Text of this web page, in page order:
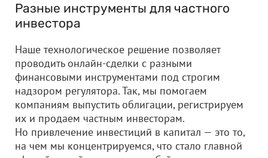
Разные инструменты для частного
инвестора
Наше технологическое решение позволяет
проводить онлайн-сделки с разными
финансовыми инструментами под строгим
надзором регулятора. Так, мы помогаем
компаниям выпустить облигации, регистрируем
их и продаем частным инвесторам.
Но привлечение инвестиций в капитал — это то,
на чем мы концентрируемся, что стало главной